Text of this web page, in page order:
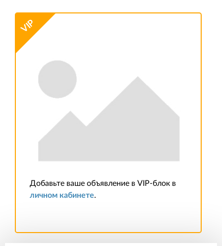
VIP
Добавьте ваше объявление в VIP-блок в
личном кабинете.